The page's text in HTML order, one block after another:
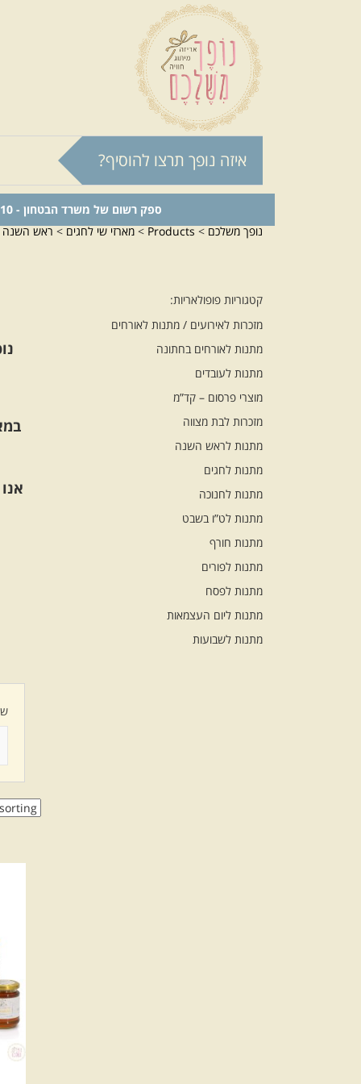
איזה נופך תרצו להוסיף?
ספק רשום של משרד הבטחון - 0011024210
נופך משלכם>
Products
>מארזי שי לחגים>ראש השנה
קטגוריות פופולאריות:
מזכרות לאירועים / מתנות לאורחים
מתנות לאורחים בחתונה
מתנות לעובדים
מוצרי פרסום – קד”מ
מזכרות לבת מצווה
מתנות לראש השנה
מתנות לחגים
מתנות לחנוכה
מתנות לט”ו בשבט
מתנות חורף
מתנות לפורים
מתנות לפסח
מתנות ליום העצמאות
מתנות לשבועות